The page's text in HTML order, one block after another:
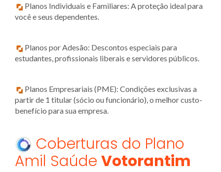
Planos Individuais e Familiares: A proteção ideal para
você e seus dependentes.
Planos por Adesão: Descontos especiais para
estudantes, profissionais liberais e servidores públicos.
Planos Empresariais (PME): Condições exclusivas a
partir de 1 titular (sócio ou funcionário), o melhor custo-
benefício para sua empresa.
Coberturas do Plano
Amil Saúde Votorantim